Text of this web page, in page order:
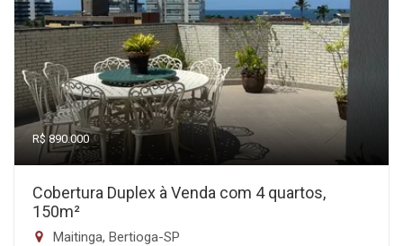
R$ 890.000
Cobertura Duplex à Venda com 4 quartos,
150m²
Maitinga, Bertioga-SP